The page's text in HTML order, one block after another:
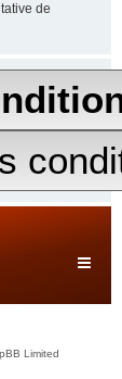
de
Limited